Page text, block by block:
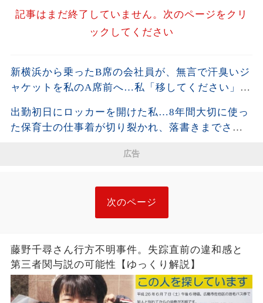
記事はまだ終了していません。次のページをクリ
ックしてください
新横浜から乗ったB席の会社員が、無言で汗臭いジ
ャケットを私のA席前へ…私「移してください」男
客が名刺を差し出し…
出勤初日にロッカーを開けた私…8年間大切に使っ
た保育士の仕事着が切り裂かれ、落書きまでされ
私が残した1枚の写真と記録が、後日すべてを変え
広告
次のページ
藤野千尋さん行方不明事件。失踪直前の違和感と
第三者関与説の可能性【ゆっくり解説】